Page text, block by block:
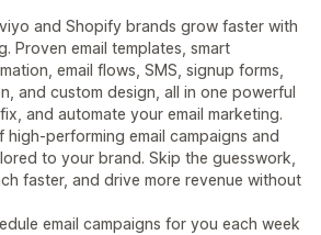
and Shopify brands grow faster with
Proven email templates, smart
email flows, SMS, signup forms,
and custom design, all in one powerful
and automate your email marketing.
high-performing email campaigns and
to your brand. Skip the guesswork,
faster, and drive more revenue without
email campaigns for you each week